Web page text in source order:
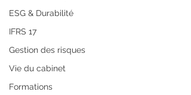
ESG & Durabilité
IFRS 17
Gestion des risques
Vie du cabinet
Formations